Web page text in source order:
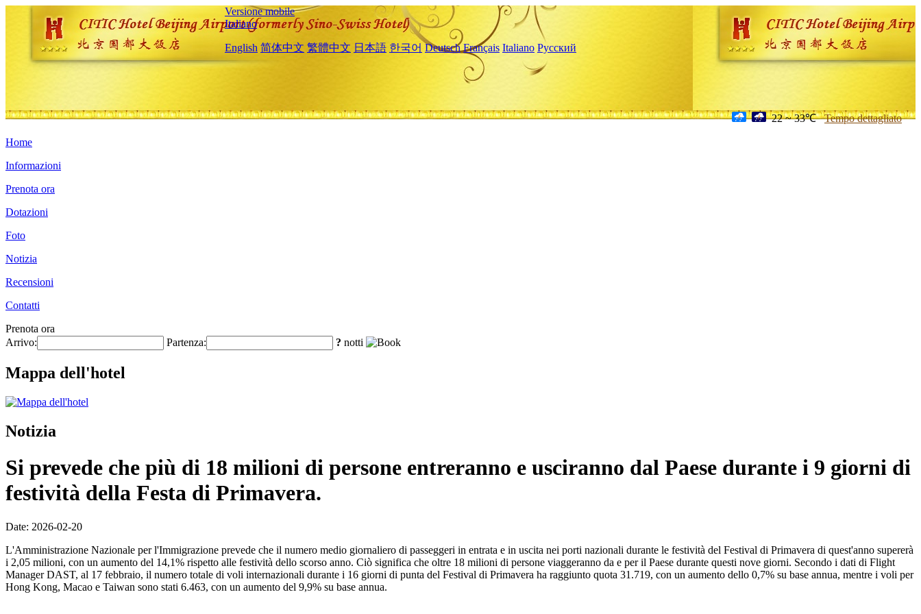
Versione mobile
Italiano
English 简体中文 繁體中文 日本語 한국어 Deutsch Français Italiano Русский
22 ~ 33℃ Tempo dettagliato
Home
Informazioni
Prenota ora
Dotazioni
Foto
Notizia
Recensioni
Contatti
Prenota ora
Arrivo:
Partenza: ? notti
Mappa dell'hotel
Notizia
Si prevede che più di 18 milioni di persone entreranno e usciranno dal Paese durante i 9 giorni di
festività della Festa di Primavera.
Date: 2026-02-20
L'Amministrazione Nazionale per l'Immigrazione prevede che il numero medio giornaliero di passeggeri in entrata e in uscita nei porti nazionali durante le festività del Festival di Primavera di quest'anno supererà
i 2,05 milioni, con un aumento del 14,1% rispetto alle festività dello scorso anno. Ciò significa che oltre 18 milioni di persone viaggeranno da e per il Paese durante questi nove giorni. Secondo i dati di Flight
Manager DAST, al 17 febbraio, il numero totale di voli internazionali durante i 16 giorni di punta del Festival di Primavera ha raggiunto quota 31.719, con un aumento dello 0,7% su base annua, mentre i voli per
Hong Kong, Macao e Taiwan sono stati 6.463, con un aumento del 9,9% su base annua.